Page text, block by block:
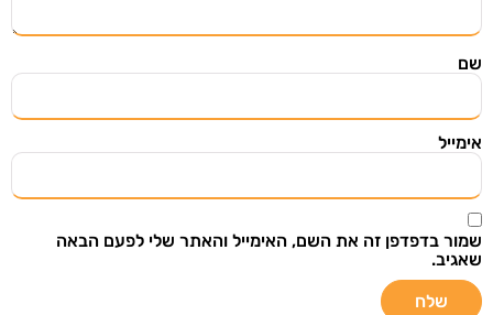
שם
אימייל
שמור בדפדפן זה את השם, האימייל והאתר שלי לפעם הבאה
שאגיב.
מובילים בעולם.
אני רוצה לקבל עדכונים במייל ואני מאשר/ת
שליחה